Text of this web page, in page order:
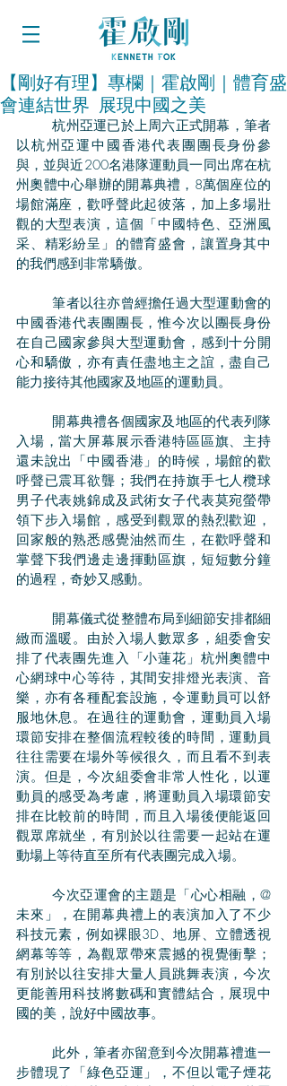
【剛好有理】專欄｜霍啟剛｜體育盛
會連結世界 展現中國之美
	杭州亞運已於上周六正式開幕，筆者
以杭州亞運中國香港代表團團長身份參
與，並與近200名港隊運動員一同出席在杭
州奧體中心舉辦的開幕典禮，8萬個座位的
場館滿座，歡呼聲此起彼落，加上多場壯
觀的大型表演，這個「中國特色、亞洲風
采、精彩紛呈」的體育盛會，讓置身其中
的我們感到非常驕傲。
	筆者以往亦曾經擔任過大型運動會的
中國香港代表團團長，惟今次以團長身份
在自己國家參與大型運動會，感到十分開
心和驕傲，亦有責任盡地主之誼，盡自己
能力接待其他國家及地區的運動員。
入場，當大屏幕展示香港特區區旗、主持
還未說出「中國香港」的時候，場館的歡
呼聲已震耳欲聾；我們在持旗手七人欖球
男子代表姚錦成及武術女子代表莫宛螢帶
領下步入場館，感受到觀眾的熱烈歡迎，
回家般的熟悉感覺油然而生，在歡呼聲和
掌聲下我們邊走邊揮動區旗，短短數分鐘
的過程，奇妙又感動。
緻而溫暖。由於入場人數眾多，組委會安
排了代表團先進入「小蓮花」杭州奧體中
心網球中心等待，其間安排燈光表演、音
樂，亦有各種配套設施，令運動員可以舒
服地休息。在過往的運動會，運動員入場
環節安排在整個流程較後的時間，運動員
往往需要在場外等候很久，而且看不到表
演。但是，今次組委會非常人性化，以運
動員的感受為考慮，將運動員入場環節安
排在比較前的時間，而且入場後便能返回
觀眾席就坐，有別於以往需要一起站在運
動場上等待直至所有代表團完成入場。
	今次亞運會的主題是「心心相融，@
未來」，在開幕典禮上的表演加入了不少
科技元素，例如裸眼3D、地屏、立體透視
網幕等等，為觀眾帶來震撼的視覺衝擊；
有別於以往安排大量人員跳舞表演，今次
更能善用科技將數碼和實體結合，展現中
國的美，說好中國故事。
	此外，筆者亦留意到今次開幕禮進一
步體現了「綠色亞運」，不但以電子煙花